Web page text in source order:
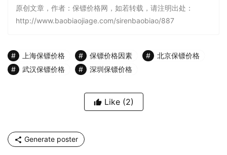
原创文章，作者：保镖价格网，如若转载，请注明出处：
http://www.baobiaojiage.com/sirenbaobiao/887
上海保镖价格 保镖价格因素
北京保镖价格
武汉保镖价格
深圳保镖价格
Like (2)
Generate poster